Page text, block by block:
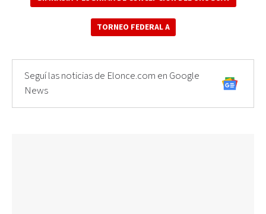
TORNEO FEDERAL A
Seguí las noticias de Elonce.com en Google
News